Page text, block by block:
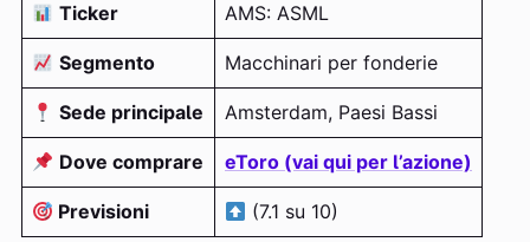
Ticker AMS: ASML
Segmento Macchinari per fonderie
Sede principale Amsterdam, Paesi Bassi
Dove comprare eToro (vai qui per l’azione)
Previsioni
(7.1 su 10)